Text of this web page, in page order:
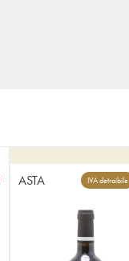
ASTA IVA detraibile